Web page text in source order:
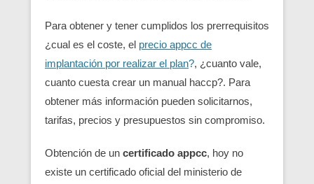
Para obtener y tener cumplidos los prerrequisitos
¿cual es el coste, el precio appcc de
implantación por realizar el plan?, ¿cuanto vale,
cuanto cuesta crear un manual haccp?. Para
obtener más información pueden solicitarnos,
tarifas, precios y presupuestos sin compromiso.
Obtención de un certificado appcc, hoy no
existe un certificado oficial del ministerio de